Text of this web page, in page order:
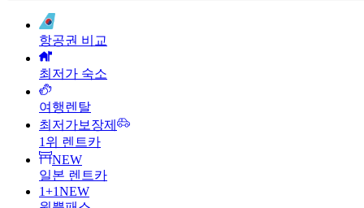
항공권 비교
최저가 숙소
여행렌탈
최저가보장제
1위 렌트카
NEW
일본 렌트카
1+1NEW